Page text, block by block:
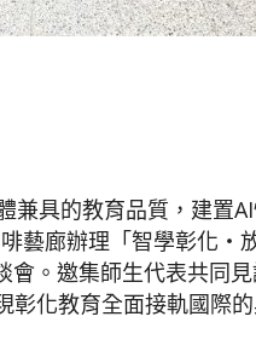
兼具的教育品質，建置
藝廊辦理「智學彰化‧
會。邀集師生代表共同
化教育全面接軌國際的